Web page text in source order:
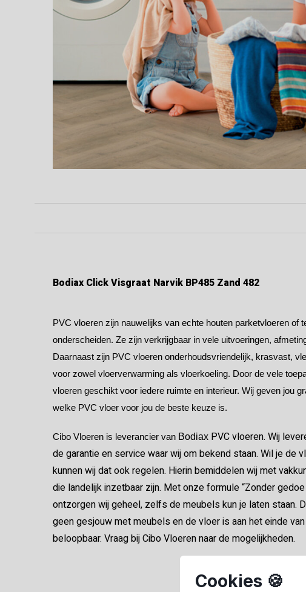
Cookies 🍪
Bodiax Click Visgraat Narvik BP485 Zand 482
PVC vloeren zijn nauwelijks van echte houten parketvloeren of
onderscheiden. Ze zijn verkrijgbaar in vele uitvoeringen,
Daarnaast zijn PVC vloeren onderhoudsvriendelijk, krasvast,
voor zowel vloerverwarming als vloerkoeling. Door de vele
vloeren geschikt voor iedere ruimte en interieur. Wij geven jou
welke PVC vloer voor jou de beste keuze is.
Cibo Vloeren is leverancier van Bodiax PVC vloeren. Wij
de garantie en service waar wij om bekend staan. Wil je de
kunnen wij dat ook regelen. Hierin bemiddelen wij met
die landelijk inzetbaar zijn. Met onze formule “Zonder
ontzorgen wij geheel, zelfs de meubels kun je laten staan.
geen gesjouw met meubels en de vloer is aan het einde
beloopbaar. Vraag bij Cibo Vloeren naar de mogelijkheden.